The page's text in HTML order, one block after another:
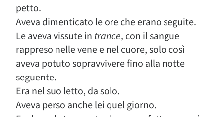
petto.
Aveva dimenticato le ore che erano seguite.
Le aveva vissute in trance, con il sangue
rappreso nelle vene e nel cuore, solo così
aveva potuto sopravvivere fino alla notte
seguente.
Era nel suo letto, da solo.
Aveva perso anche lei quel giorno.